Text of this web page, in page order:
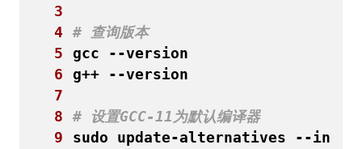
3
4
# 查询版本
5
6
7
8
# 设置GCC-11为默认编译器
9
sudo update-alternatives --